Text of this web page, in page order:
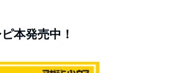
本発売中！